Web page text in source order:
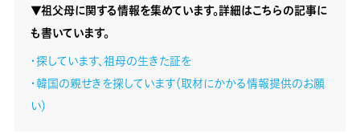
▼祖父母に関する情報を集めています。詳細はこちらの記事に
も書いています。
・探しています、祖母の生きた証を
・韓国の親せきを探しています（取材にかかる情報提供のお願
い）